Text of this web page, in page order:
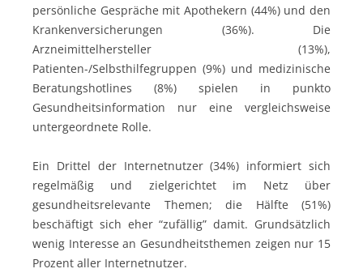
persönliche Gespräche mit Apothekern (44%) und den
Krankenversicherungen (36%). Die
Arzneimittelhersteller (13%),
Patienten-/Selbsthilfegruppen (9%) und medizinische
Beratungshotlines (8%) spielen in punkto
Gesundheitsinformation nur eine vergleichsweise
untergeordnete Rolle.
Ein Drittel der Internetnutzer (34%) informiert sich
regelmäßig und zielgerichtet im Netz über
gesundheitsrelevante Themen; die Hälfte (51%)
beschäftigt sich eher “zufällig” damit. Grundsätzlich
wenig Interesse an Gesundheitsthemen zeigen nur 15
Prozent aller Internetnutzer.